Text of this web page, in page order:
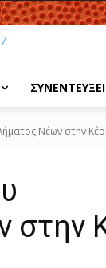
Νέων στην